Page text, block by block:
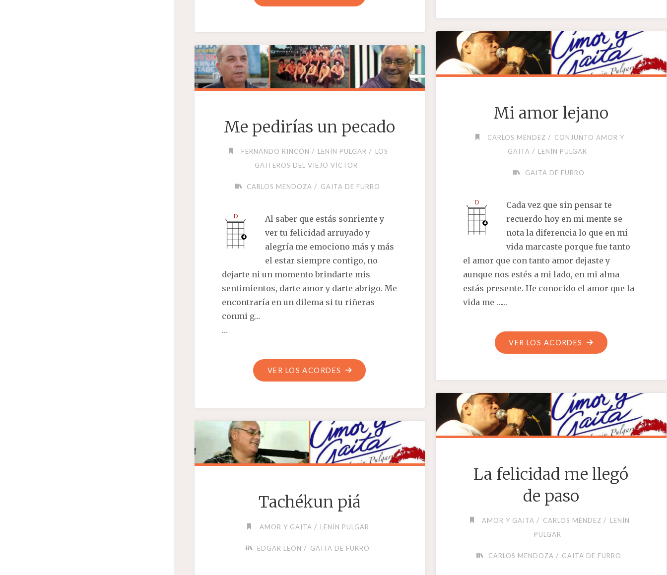
DE
Mi amor lejano
CARLOS MÉNDEZ / CONJUNTO AMOR Y
GAITA / LENÍN PULGAR
GAITA DE FURRO
Cada vez que sin pensar te
recuerdo hoy en mi mente se
nota la diferencia lo que en mi
vida marcaste porque fue tanto
el amor que con tanto amor dejaste y
aunque nos estés a mi lado, en mi alma
estás presente. He conocido el amor que la
vida me ……
VER LOS ACORDES
"MI
AMOR
Me pedirías un pecado
FERNANDO RINCÓN / LENÍN PULGAR / LOS
GAITEROS DEL VIEJO VÍCTOR
CARLOS MENDOZA / GAITA DE FURRO
Al saber que estás sonriente y
ver tu felicidad arruyado y
alegría me emociono más y más
el estar siempre contigo, no
dejarte ni un momento brindarte mis
sentimientos, darte amor y darte abrigo. Me
encontraría en un dilema si tu riñeras
conmi g…
…
VER LOS ACORDES "ME
PEDIRÍAS
La felicidad me llegó
de paso
AMOR Y GAITA / CARLOS MÉNDEZ / LENÍN
PULGAR
CARLOS MENDOZA / GAITA DE FURRO
Tachékun piá
AMOR Y GAITA / LENÍN PULGAR
EDGAR LEÓN / GAITA DE FURRO